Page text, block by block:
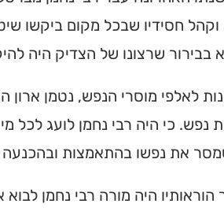
חסידיו שבכל מקום ביקשו
בבירור שרצונו של הצדיק היה
לאלפי מוסרי הנפש, נטמן ארון
נפש. כי היה רבי נחמן לועג
את נפשו בהתאמצות ובהכנעה
הוראותיו היה מורה רבי נחמן
כנסת או
והמקיף של בתי כנסת
זמני תפילות, שיעורי
➔